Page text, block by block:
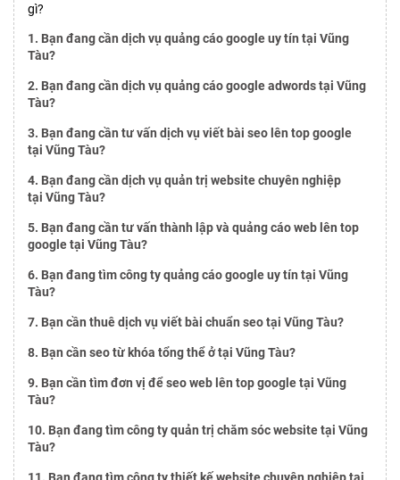
gì?
1. Bạn đang cần dịch vụ quảng cáo google uy tín tại Vũng
Tàu?
2. Bạn đang cần dịch vụ quảng cáo google adwords tại Vũng
Tàu?
3. Bạn đang cần tư vấn dịch vụ viết bài seo lên top google
tại Vũng Tàu?
4. Bạn đang cần dịch vụ quản trị website chuyên nghiệp
tại Vũng Tàu?
5. Bạn đang cần tư vấn thành lập và quảng cáo web lên top
google tại Vũng Tàu?
6. Bạn đang tìm công ty quảng cáo google uy tín tại Vũng
Tàu?
7. Bạn cần thuê dịch vụ viết bài chuẩn seo tại Vũng Tàu?
8. Bạn cần seo từ khóa tổng thể ở tại Vũng Tàu?
9. Bạn cần tìm đơn vị để seo web lên top google tại Vũng
Tàu?
10. Bạn đang tìm công ty quản trị chăm sóc website tại Vũng
Tàu?